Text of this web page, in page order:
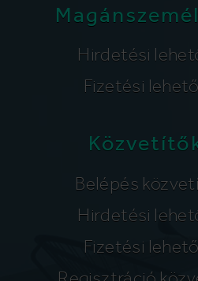
Hirdetési
Fizetési
Belépés
Hirdetési
Fizetési